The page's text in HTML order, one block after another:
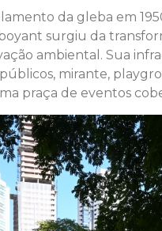
da gleba em
surgiu da
ambiental. Sua
mirante,
praça de eventos